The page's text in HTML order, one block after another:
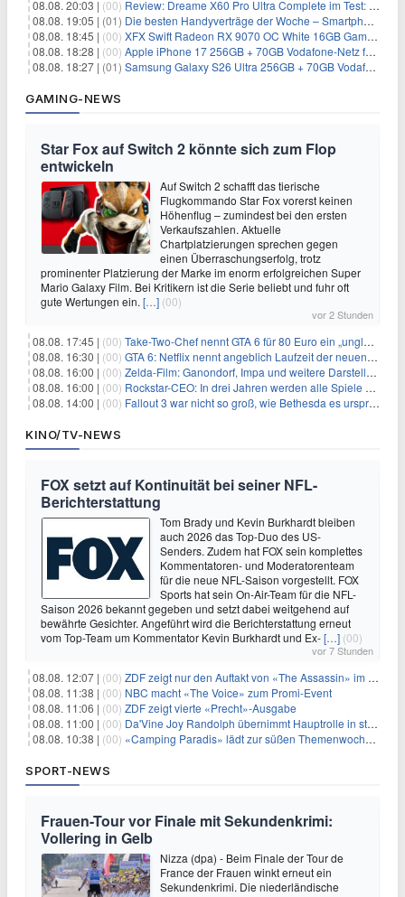
08.08. 20:03 | (00) Review: Dreame X60 Pro Ultra Complete im Test: 42.000 Pa, 100 °C Moppwäsche & erstaunlich viel Technik in nur 8,9 cm Höhe
08.08. 19:05 | (01) Die besten Handyverträge der Woche – Smartphone-Tarife & SIM-Only im Überblick
08.08. 18:45 | (00) XFX Swift Radeon RX 9070 OC White 16GB Gaming-Grafikkarte für 579€
08.08. 18:28 | (00) Apple iPhone 17 256GB + 70GB Vodafone-Netz für 34,99€/Monat (effektiv 6,41€/Monat)
08.08. 18:27 | (01) Samsung Galaxy S26 Ultra 256GB + 70GB Vodafone-Netz für 34,99€/Monat (effektiv 4,74€/Monat)
GAMING-NEWS
Star Fox auf Switch 2 könnte sich zum Flop
entwickeln
Auf Switch 2 schafft das tierische
Flugkommando Star Fox vorerst keinen
Höhenflug – zumindest bei den ersten
Verkaufszahlen. Aktuelle
Chartplatzierungen sprechen gegen
einen Überraschungserfolg, trotz
prominenter Platzierung der Marke im enorm erfolgreichen Super
Mario Galaxy Film. Bei Kritikern ist die Serie beliebt und fuhr oft
gute Wertungen ein. […] (00)
vor 2 Stunden
08.08. 17:45 | (00) Take-Two-Chef nennt GTA 6 für 80 Euro ein „unglaubliches Schnäppchen“
08.08. 16:30 | (00) GTA 6: Netflix nennt angeblich Laufzeit der neuen Gameplay-Präsentation
08.08. 16:00 | (00) Zelda-Film: Ganondorf, Impa und weitere Darsteller sollen feststehen
08.08. 16:00 | (00) Rockstar-CEO: In drei Jahren werden alle Spiele gestreamt
08.08. 14:00 | (00) Fallout 3 war nicht so groß, wie Bethesda es ursprünglich wollte
KINO/TV-NEWS
FOX setzt auf Kontinuität bei seiner NFL-
Berichterstattung
Tom Brady und Kevin Burkhardt bleiben
auch 2026 das Top-Duo des US-
Senders. Zudem hat FOX sein komplettes
Kommentatoren- und Moderatorenteam
für die neue NFL-Saison vorgestellt. FOX
Sports hat sein On-Air-Team für die NFL-
Saison 2026 bekannt gegeben und setzt dabei weitgehend auf
bewährte Gesichter. Angeführt wird die Berichterstattung erneut
vom Top-Team um Kommentator Kevin Burkhardt und Ex-[…] (00)
vor 7 Stunden
08.08. 12:07 | (00) ZDF zeigt nur den Auftakt von «The Assassin» im Fernsehen
08.08. 11:38 | (00) NBC macht «The Voice» zum Promi-Event
08.08. 11:06 | (00) ZDF zeigt vierte «Precht»-Ausgabe
08.08. 11:00 | (00) Da'Vine Joy Randolph übernimmt Hauptrolle in starbesetzter schwarzer Komödie
08.08. 10:38 | (00) «Camping Paradis» lädt zur süßen Themenwoche ein
SPORT-NEWS
Frauen-Tour vor Finale mit Sekundenkrimi:
Vollering in Gelb
Nizza (dpa) - Beim Finale der Tour de
France der Frauen winkt erneut ein
Sekundenkrimi. Die niederländische